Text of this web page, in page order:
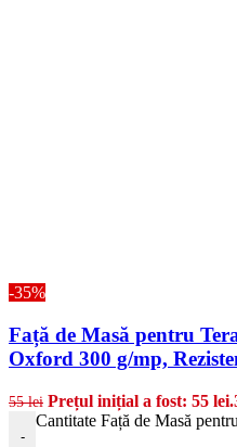
-35%
Față de Masă pentru
Oxford 300 g/mp,
55lei Prețul inițial a fost: 55 lei.
-
Cantitate Față de Masă